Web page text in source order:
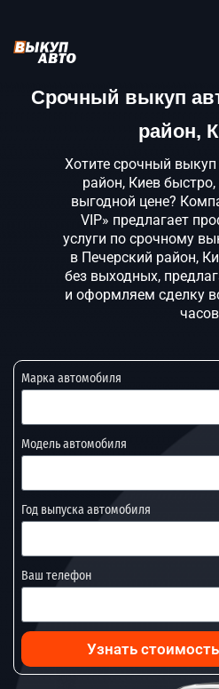
Срочный выкуп
район,
Хотите срочный
район, Киев
выгодной цене?
VIP» предлагает
услуги по срочному
в Печерский район,
без выходных,
и оформляем сделку
Марка автомобиля
Модель автомобиля
Год выпуска автомобиля
Ваш телефон
Узнать